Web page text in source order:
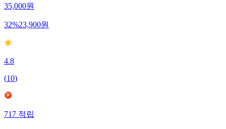
35,000원
32%23,900원
4.8
(10)
717적립